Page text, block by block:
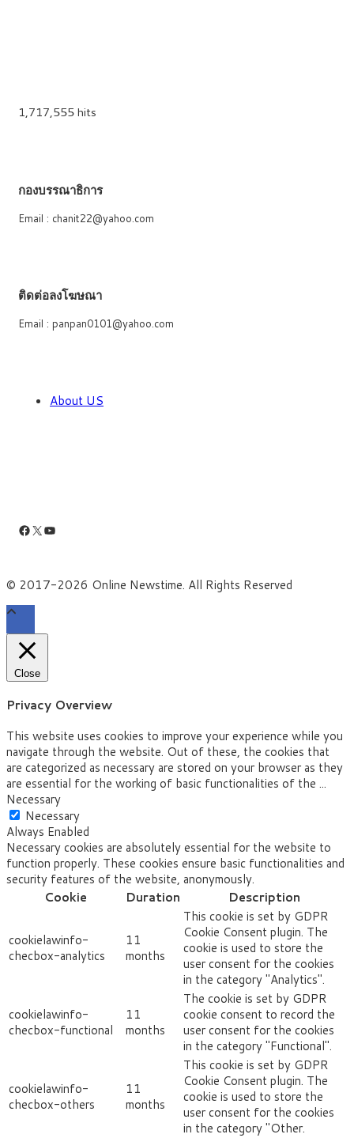
1,717,555 hits
กองบรรณาธิการ
Email : chanit22@yahoo.com
ติดต่อลงโฆษณา
Email : panpan0101@yahoo.com
About US
Facebook
X YouTube
© 2017-2026 Online Newstime. All Rights Reserved
Close
Privacy Overview
This website uses cookies to improve your experience while you
navigate through the website. Out of these, the cookies that
are categorized as necessary are stored on your browser as they
are essential for the working of basic functionalities of the ...
Necessary
Necessary
Always Enabled
Necessary cookies are absolutely essential for the website to
function properly. These cookies ensure basic functionalities and
security features of the website, anonymously.
Cookie
Duration Description
cookielawinfo-
checbox-analytics
11
months
This cookie is set by GDPR
Cookie Consent plugin. The
cookie is used to store the
user consent for the cookies
in the category "Analytics".
cookielawinfo-
checbox-functional
11
months
The cookie is set by GDPR
cookie consent to record the
user consent for the cookies
in the category "Functional".
cookielawinfo-
checbox-others
11
months
This cookie is set by GDPR
Cookie Consent plugin. The
cookie is used to store the
user consent for the cookies
in the category "Other.